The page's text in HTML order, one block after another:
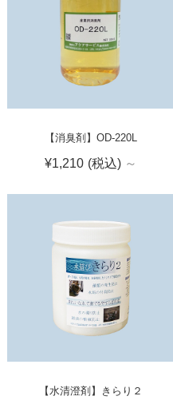
【消臭剤】OD-220L
¥1,210 (税込) ～
【水清澄剤】きらり２